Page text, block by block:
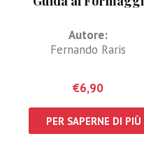
Autore:
Fernando Raris
€6,90
PER SAPERNE DI PIÙ